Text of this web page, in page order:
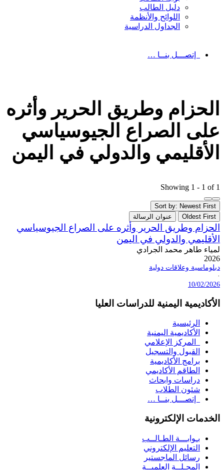
دليل الطالب
اللوائح والأنظمة
الجداول الدراسية
إتصـــل بنــا …
الحزام وطريق الحرير وأثره
على الصراع الجيوسياسي
الأقليمي والدولي في اليمن
Showing 1 - 1 of 1
Sort by: Newest First
Oldest First
عنوان الرسالة
الحزام وطريق الحرير وأثره على الصراع الجيوسياسي
الأقليمي والدولي في اليمن
لمياء طاهر محمد الجرادي
2026
دبلوماسية وعلاقات دولية
·
10/02/2026
الأكاديمية اليمنية للدراسات العليا
الرئيسية
الأكاديمية اليمنية
المركز الإعلامي
القبول والتسجيل
برامج الأكاديمية
الطاقم الأكاديمي
دراسات وابحاث
شئون الطلاب
إتصـــل بنــا …
الخدمات الإلكترونية
بـوابـــة الطـالــب
التعليم الإلكتروني
رسائل الماجستير
المجـلــة العلميــة